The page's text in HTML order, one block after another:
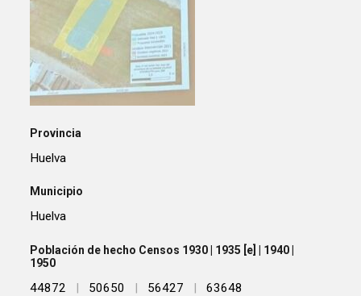
Provincia
Huelva
Municipio
Huelva
Población de hecho Censos 1930 | 1935 [e] | 1940 |
1950
44872 | 50650 | 56427 | 63648